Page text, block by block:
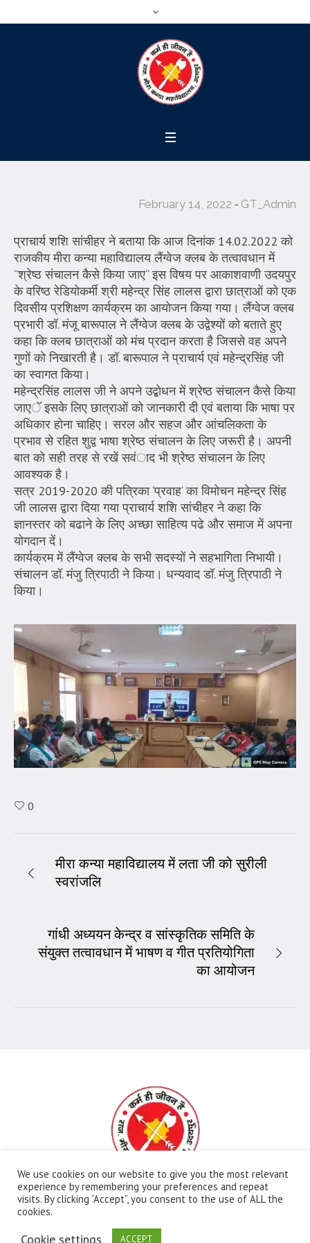
February 14, 2022 GT_Admin
प्राचार्य शशि सांचीहर ने बताया कि आज दिनांक 14.02.2022 को
राजकीय मीरा कन्या महाविद्यालय लैंग्वेज क्लब के तत्वावधान में
‘‘श्रेष्ठ संचालन कैसे किया जाए‘‘ इस विषय पर आकाशवाणी उदयपुर
के वरिष्ठ रेडियोकर्मी श्री महेन्द्र सिंह लालस द्वारा छात्राओं को एक
दिवसीय प्रशिक्षण कार्यक्रम का आयोजन किया गया। लैंग्वेज क्लब
प्रभारी डॉ. मंजू बारूपाल ने लैंग्वेज क्लब के उद्वेश्यों को बताते हुए
कहा कि क्लब छात्राओं को मंच प्रदान करता है जिससे वह अपने
गुणों को निखारती है। डॉ. बारूपाल ने प्राचार्य एवं महेन्द्रसिंह जी
का स्वागत किया।
महेन्द्रसिंह लालस जी ने अपने उद्बोधन में श्रेष्ठ संचालन कैसे किया
जाएॅ इसके लिए छात्राओं को जानकारी दी एवं बताया कि भाषा पर
अधिकार होना चाहिए। सरल और सहज और आंचलिकता के
प्रभाव से रहित शुद्व भाषा श्रेष्ठ संचालन के लिए जरूरी है। अपनी
बात को सही तरह से रखें सवंाद भी श्रेष्ठ संचालन के लिए
आवश्यक है।
सत्र 2019-2020 की पत्रिका ‘प्रवाह‘ का विमोचन महेन्द्र सिंह
जी लालस द्वारा दिया गया प्राचार्य शशि सांचीहर ने कहा कि
ज्ञानस्तर को बढाने के लिए अच्छा साहित्य पढे और समाज में अपना
योगदान दें।
कार्यक्रम में लैंग्वेज क्लब के सभी सदस्यों ने सहभागिता निभायी।
संचालन डॉ. मंजु त्रिपाठी ने किया। धन्यवाद डॉ. मंजु त्रिपाठी ने
किया।
0
मीरा कन्या महाविद्यालय में लता जी को सुरीली
स्वरांजलि
गांधी अध्ययन केन्द्र व सांस्कृतिक समिति के
संयुक्त तत्वावधान में भाषण व गीत प्रतियोगिता
का आयोजन
All Rights Reserved | Ⓒ Government Meera Girls
We use cookies on our website to give you the most relevant
experience by remembering your preferences and repeat
visits. By clicking “Accept”, you consent to the use of ALL the
cookies.
Cookie settings ACCEPT